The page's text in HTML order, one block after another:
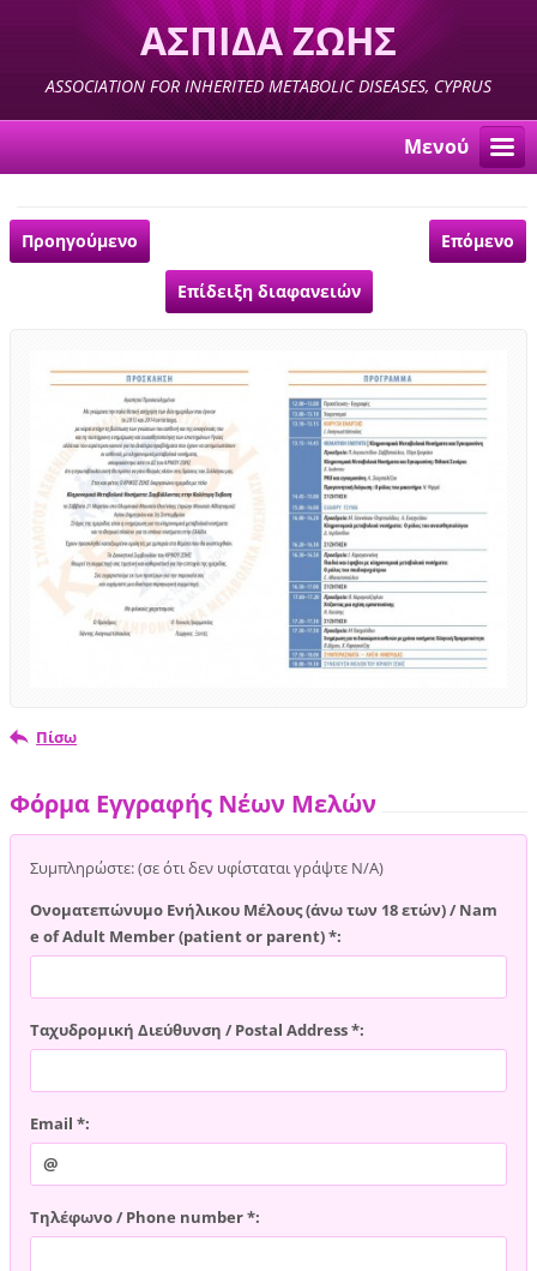
ΑΣΠΙΔΑ ΖΩΗΣ
ASSOCIATION FOR INHERITED METABOLIC DISEASES, CYPRUS
Μενού
Προηγούμενο Επόμενο
Επίδειξη διαφανειών
Πίσω
Φόρμα Εγγραφής Νέων Μελών
Συμπληρώστε: (σε ότι δεν υφίσταται γράψτε Ν/Α)
Ονοματεπώνυμο Ενήλικου Μέλους (άνω των 18 ετών) / Nam
e of Adult Member (patient or parent) *:
Ταχυδρομική Διεύθυνση / Postal Address *:
Email *:
Τηλέφωνο / Phone number *: